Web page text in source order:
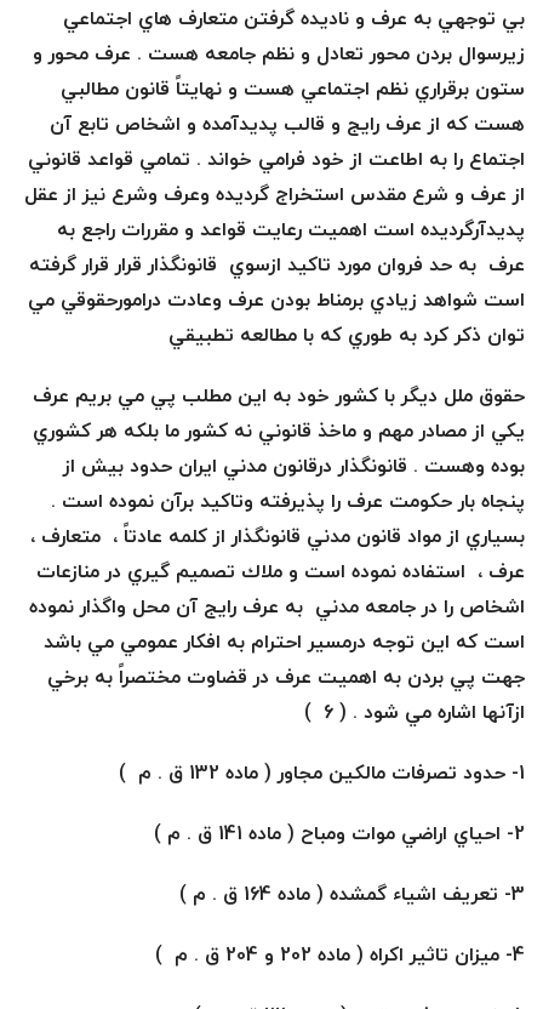
بي توجهي به عرف و ناديده گرفتن متعارف هاي اجتماعي
زيرسوال بردن محور تعادل و نظم جامعه هست . عرف محور و
ستون برقراري نظم اجتماعي هست و نهايتاً قانون مطالبي
هست كه از عرف رايج و قالب پديدآمده و اشخاص تابع آن
اجتماع را به اطاعت از خود فرامي خواند . تمامي قواعد قانوني
از عرف و شرع مقدس استخراج گرديده وعرف وشرع نيز از عقل
پديدآرگرديده است اهميت رعايت قواعد و مقررات راجع به
عرف به حد فروان مورد تاكيد ازسوي قانونگذار قرار قرار گرفته
است شواهد زيادي برمناط بودن عرف وعادت درامورحقوقي مي
توان ذكر كرد به طوري كه با مطالعه تطبيقي
حقوق ملل ديگر با كشور خود به اين مطلب پي مي بريم عرف
يكي از مصادر مهم و ماخذ قانوني نه كشور ما بلكه هر كشوري
بوده وهست . قانونگذار درقانون مدني ايران حدود بيش از
پنجاه بار حكومت عرف را پذيرفته وتاكيد برآن نموده است .
بسياري از مواد قانون مدني قانونگذار از كلمه عادتاً ، متعارف ،
عرف ، استفاده نموده است و ملاك تصميم گيري در منازعات
اشخاص را در جامعه مدني به عرف رايج آن محل واگذار نموده
است كه اين توجه درمسير احترام به افكار عمومي مي باشد
جهت پي بردن به اهميت عرف در قضاوت مختصراً به برخي
ازآنها اشاره مي شود . ( 6 )
1- حدود تصرفات مالكين مجاور ( ماده 132 ق . م )
2- احياي اراضي موات ومباح ( ماده 141 ق . م )
3- تعريف اشياء گمشده ( ماده 164 ق . م )
4- ميزان تاثير اكراه ( ماده 202 و 204 ق . م )